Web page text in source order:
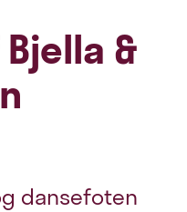
&
dansefoten